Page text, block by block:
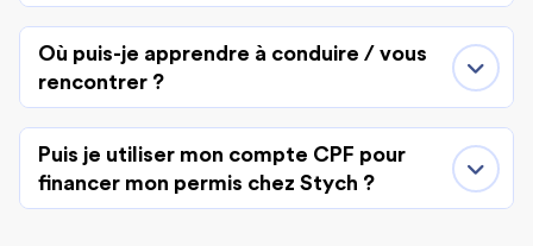
Où puis-je apprendre à conduire / vous
rencontrer ?
Puis je utiliser mon compte CPF pour
financer mon permis chez Stych ?